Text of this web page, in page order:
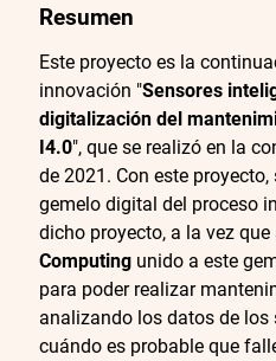
Resumen
Este proyecto es la
innovación "Sensores
digitalización del
I4.0", que se realizó en la
de 2021. Con este
gemelo digital del proceso
dicho proyecto, a la vez que
Computingunido a este
para poder realizar
analizando los datos de los
cuándo es probable que